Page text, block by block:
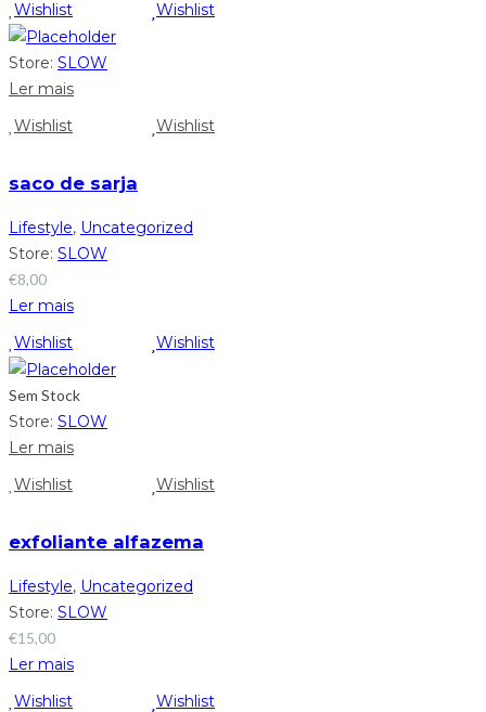
Wishlist Wishlist
Store: SLOW
Ler mais
Wishlist
Wishlist
saco de sarja
Lifestyle, Uncategorized
Store: SLOW
€8,00
Ler mais
Wishlist
Wishlist
Sem Stock
Store: SLOW
Ler mais
Wishlist
Wishlist
exfoliante alfazema
Lifestyle, Uncategorized
Store: SLOW
€15,00
Ler mais
Wishlist
Wishlist